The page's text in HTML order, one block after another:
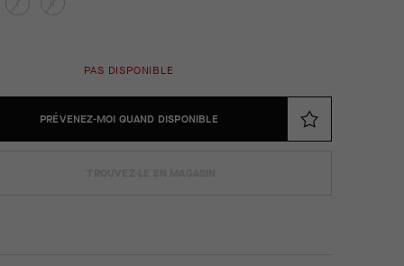
PAS DISPONIBLE
PRÉVENEZ-MOI QUAND DISPONIBLE